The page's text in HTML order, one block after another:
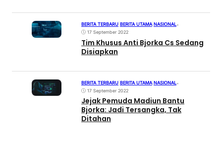
BERITA TERBARU BERITA UTAMA|NASIONAL•
17 September 2022
Tim Khusus Anti Bjorka Cs Sedang
Disiapkan
BERITA TERBARU BERITA UTAMA NASIONAL•
17 September 2022
Jejak Pemuda Madiun Bantu
Bjorka: Jadi Tersangka, Tak
Ditahan